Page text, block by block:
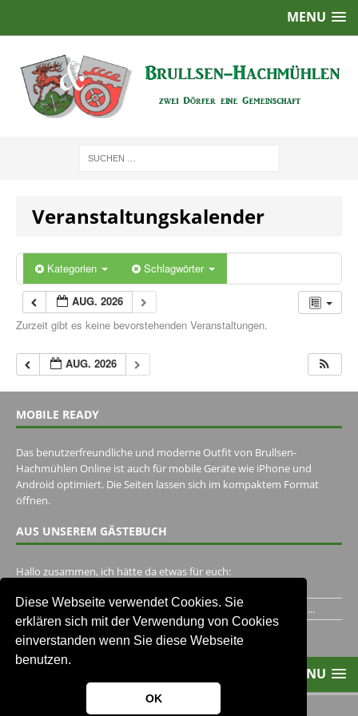
Diese Webseite verwendet Cookies. Sie
erklären sich mit der Verwendung von Cookies
einverstanden wenn Sie diese Webseite
benutzen.
OK
MENU
Veranstaltungskalender
Kategorien Schlagwörter
AUG. 2026
Zurzeit gibt es keine bevorstehenden Veranstaltungen.
AUG. 2026
MOBILE READY
Das benutzerfreundliche und moderne Outfit von Brullsen-
Hachmühlen Online ist auch für mobile Geräte wie iPhone und
Android optimiert. Die Seiten lassen sich im kompaktem Format
öffnen.
AUS UNSEREM GÄSTEBUCH
Hallo zusammen, ich hätte da etwas für euch:
Ich habe ein Jahr im Gasthaus Hugo Pape verbracht..Habe ihn...
Unser Gästebuch besuchen
MENU